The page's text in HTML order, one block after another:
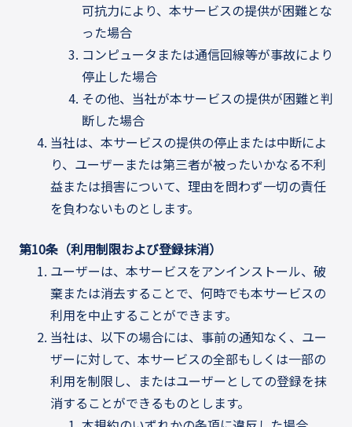
可抗力により、本サービスの提供が困難とな
った場合
コンピュータまたは通信回線等が事故により
停止した場合
その他、当社が本サービスの提供が困難と判
断した場合
当社は、本サービスの提供の停止または中断によ
り、ユーザーまたは第三者が被ったいかなる不利
益または損害について、理由を問わず一切の責任
を負わないものとします。
第10条（利用制限および登録抹消）
ユーザーは、本サービスをアンインストール、破
棄または消去することで、何時でも本サービスの
利用を中止することができます。
当社は、以下の場合には、事前の通知なく、ユー
ザーに対して、本サービスの全部もしくは一部の
利用を制限し、またはユーザーとしての登録を抹
消することができるものとします。